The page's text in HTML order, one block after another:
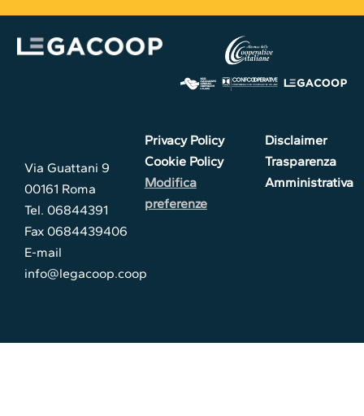
Via Guattani 9
00161 Roma
Tel. 06844391
Fax 0684439406
E-mail
info@legacoop.coop
Privacy Policy
Cookie Policy
Modifica
preferenze
Disclaimer
Trasparenza
Amministrativa